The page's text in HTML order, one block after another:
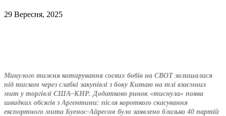
29 Вересня, 2025
Минулого тижня котирування соєвих бобів на CBOT залишалися
під тиском через слабкі закупівлі з боку Китаю на тлі взаємних
мит у торгівлі США–КНР. Додатково ринок «тиснула» поява
швидких обсягів з Аргентини: після короткого скасування
експортного мита Буенос-Айресом було заявлено близько 40 партій